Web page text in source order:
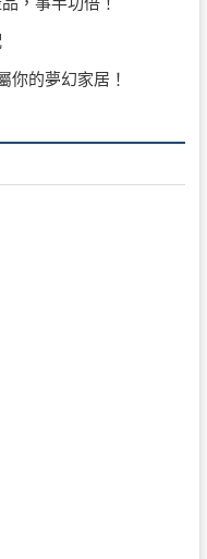
你的夢幻家居！